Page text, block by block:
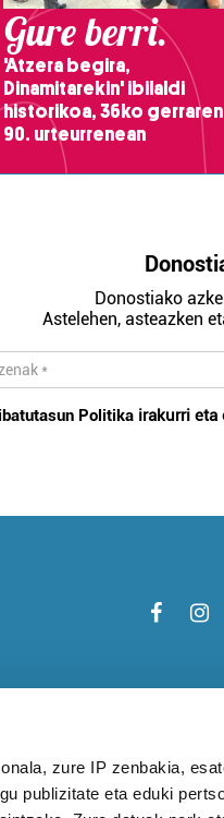
zure IP zenbakia,
publizitate eta eduki
Gure berri.
'Atzera begira,
Dinamitarekin' ibilaldi
historikoa, 36ko gerraren
90. urteurrenean
Donostiako
Astelehen, asteazken
Politika irakurri eta